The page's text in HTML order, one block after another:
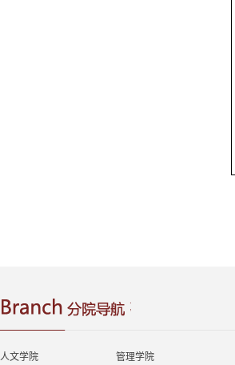
人文学院 管理学院